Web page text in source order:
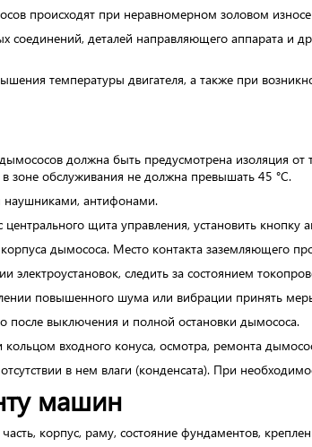
происходят при неравномерном золовом износе
деталей направляющего аппарата и
температуры двигателя, а также при
дымососов должна быть предусмотрена изоляция
зоне обслуживания не должна превышать 45 °С.
наушниками, антифонами.
щита управления, установить кнопку
дымососа. Место контакта заземляющего
электроустановок, следить за состоянием
повышенного шума или вибрации принять
после выключения и полной остановки дымососа.
входного конуса, осмотра, ремонта
в нем влаги (конденсата). При
машин
корпус, раму, состояние фундаментов,